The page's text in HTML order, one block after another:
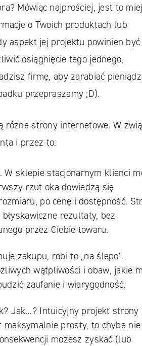
Mówiąc najprościej, jest to
o Twoich produktach lub
aspekt jej projektu powinien być
osiągnięcie tego jednego,
firmę, aby zarabiać
przepraszamy ;D).
różne strony internetowe. W
i przez to:
. W sklepie stacjonarnym klienci
rzut oka dowiedzą się
po cenę i dostępność.
rezultaty, bez
przez Ciebie towaru.
zakupu, robi to „na ślepo”.
wątpliwości i obaw, jakie
zaufanie i wiarygodność.
Jak…? Intuicyjny projekt strony
prosty, to chyba nie
możesz zyskać (lub